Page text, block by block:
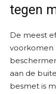
tegen
De meest
voorkomen
aan de
besmet is